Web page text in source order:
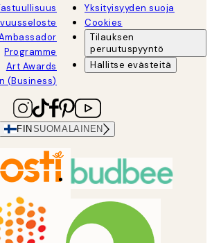
Programme
Art Awards
(Business)
Yksityisyyden suoja
Cookies
Tilauksen
peruutuspyyntö
Hallitse evästeitä
FIN SUOMALAINEN